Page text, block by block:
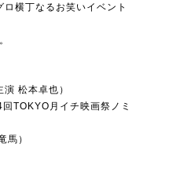
横丁なるお笑いイベント
松本卓也）
TOKYO月イチ映画祭ノミ
馬）